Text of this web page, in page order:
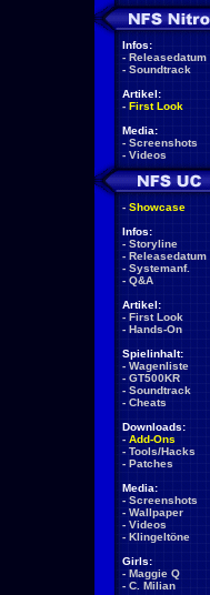
Infos:
- Releasedatum
- Soundtrack
Artikel:
- First Look
Media:
- Screenshots
- Videos
- Showcase
Infos:
- Storyline
- Releasedatum
- Systemanf.
- Q&A
Artikel:
- First Look
- Hands-On
Spielinhalt:
- Wagenliste
- GT500KR
- Soundtrack
- Cheats
Downloads:
- Add-Ons
- Tools/Hacks
- Patches
Media:
- Screenshots
- Wallpaper
- Videos
- Klingeltöne
Girls:
- Maggie Q
- C. Milian